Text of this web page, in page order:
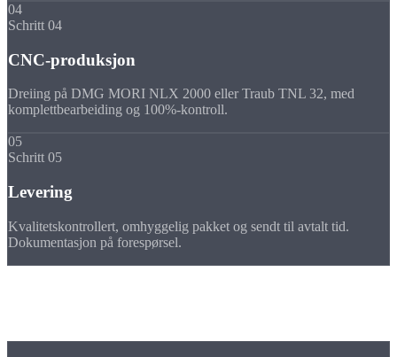
04
Schritt 04
CNC-produksjon
Dreiing på DMG MORI NLX 2000 eller Traub TNL 32, med
komplettbearbeiding og 100%-kontroll.
05
Schritt 05
Levering
Kvalitetskontrollert, omhyggelig pakket og sendt til avtalt tid.
Dokumentasjon på forespørsel.